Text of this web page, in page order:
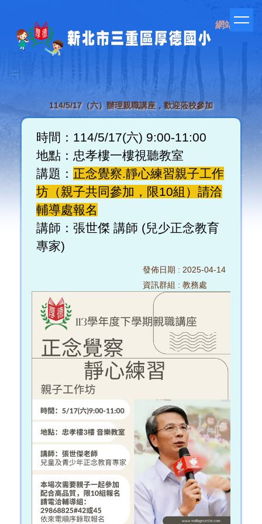
容
網站管理
:::
114/5/17（六）辦理親職講座，歡迎蒞校參加
發佈日期 : 2025-04-14
資訊群組 :教務處
時間：114/5/17(六) 9:00-11:00
地點：忠孝樓一樓視聽教室
講題： 正念覺察.靜心練習親子工作
坊（親子共同參加，限10組）請洽
輔導處報名
講師：張世傑 講師 (兒少正念教育
專家)